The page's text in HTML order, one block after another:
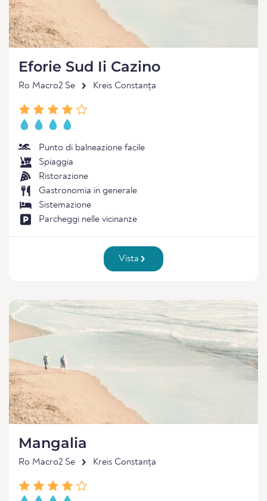
Eforie Sud Ii Cazino
Ro Macro2 Se Kreis Constanța
Punto di balneazione facile
Spiaggia
Ristorazione
Gastronomia in generale
Sistemazione
Parcheggi nelle vicinanze
Vista
Mangalia
Ro Macro2 Se Kreis Constanța